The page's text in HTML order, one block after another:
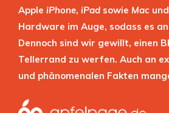
Apple iPhone, iPad sowie Mac
Hardware im Auge, sodass es
Dennoch sind wir gewillt, einen
Tellerrand zu werfen. Auch an
und phänomenalen Fakten